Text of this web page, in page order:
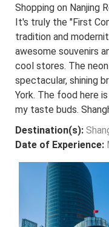
Shopping on Nanjing
It's truly the "First
tradition and
awesome souvenirs
cool stores. The
spectacular, shining
York. The food here
my taste buds.
Destination(s):
Date of Experience: